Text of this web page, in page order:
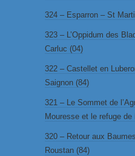
324 – Esparron – St
323 – L’Oppidum des
Carluc (04)
322 – Castellet en
Saignon (84)
321 – Le Sommet de
Mouresse et le refuge de
320 – Retour aux
Roustan (84)